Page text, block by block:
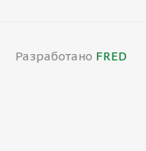
Разработано FRED